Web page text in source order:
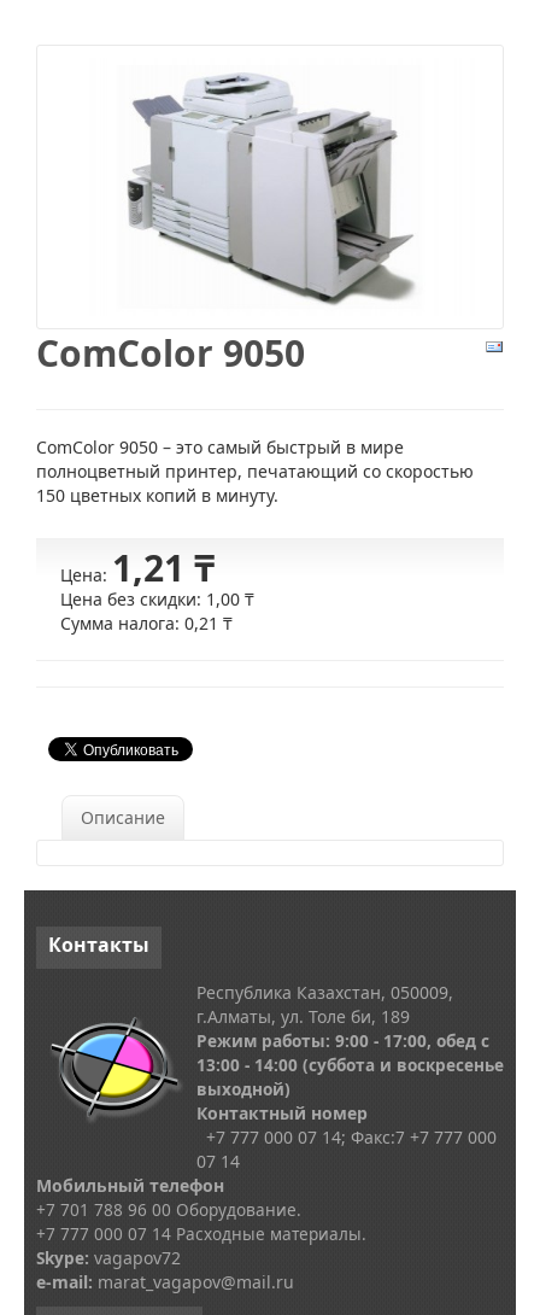
ComColor 9050
ComColor 9050 – это самый быстрый в мире
полноцветный принтер, печатающий со скоростью
150 цветных копий в минуту.
Цена: 1,21 ₸
Цена без скидки: 1,00 ₸
Сумма налога: 0,21 ₸
Описание
Контакты
Республика Казахстан, 050009,
г.Алматы, ул. Толе би, 189
Режим работы: 9:00 - 17:00, обед с
13:00 - 14:00 (суббота и воскресенье
выходной)
Контактный номер
+7 777 000 07 14; Факс:7 +7 777 000
07 14
Мобильный телефон
+7 701 788 96 00 Оборудование.
+7 777 000 07 14 Расходные материалы.
Skype: vagapov72
e-mail: marat_vagapov@mail.ru